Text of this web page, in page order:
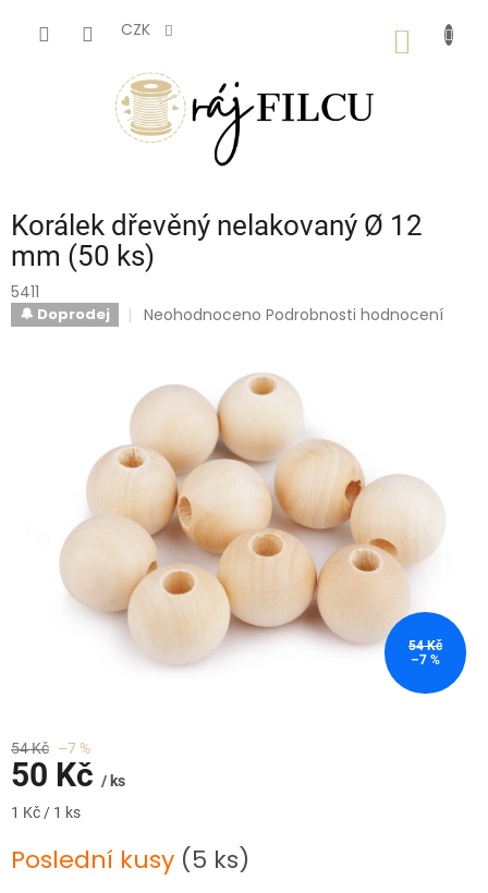
CZK
Korálek dřevěný nelakovaný Ø 12
mm (50 ks)
5411
🔔 Doprodej
Průměrné
0,0
hvězdiček.
Neohodnoceno Podrobnosti hodnocení
54 Kč
–7 %
54 Kč –7 %
50 Kč / ks
Měrná
1 Kč / 1 ks
Poslední kusy (5 ks)